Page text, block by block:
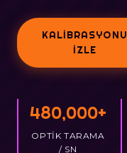
KALIBRASYONU
İZLE
480,000+
OPTIK TARAMA
/ SN